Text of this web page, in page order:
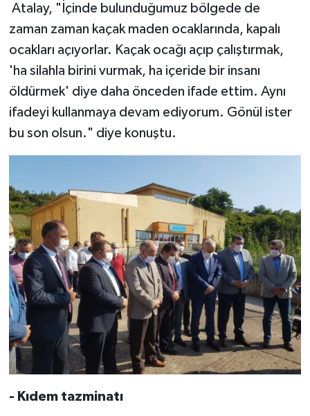
Atalay, "İçinde bulunduğumuz bölgede de
zaman zaman kaçak maden ocaklarında, kapalı
ocakları açıyorlar. Kaçak ocağı açıp çalıştırmak,
'ha silahla birini vurmak, ha içeride bir insanı
öldürmek' diye daha önceden ifade ettim. Aynı
ifadeyi kullanmaya devam ediyorum. Gönül ister
bu son olsun." diye konuştu.
- Kıdem tazminatı